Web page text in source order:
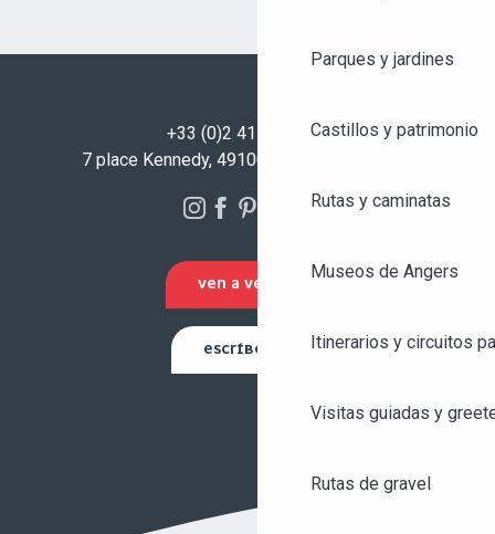
Parques y jardines
Castillos y patrimonio
Rutas y caminatas
Museos de Angers
Itinerarios y circuitos
Visitas guiadas y
Rutas de gravel
+33 (0)2 41 23 50 00
7 place Kennedy, 49100 Angers - FRANCIA
VEN A VERNOS
ESCRÍBENOS